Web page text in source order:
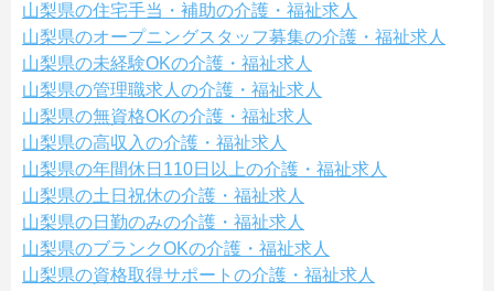
山梨県の住宅手当・補助の介護・福祉求人
山梨県のオープニングスタッフ募集の介護・福祉求人
山梨県の未経験OKの介護・福祉求人
山梨県の管理職求人の介護・福祉求人
山梨県の無資格OKの介護・福祉求人
山梨県の高収入の介護・福祉求人
山梨県の年間休日110日以上の介護・福祉求人
山梨県の土日祝休の介護・福祉求人
山梨県の日勤のみの介護・福祉求人
山梨県のブランクOKの介護・福祉求人
山梨県の資格取得サポートの介護・福祉求人